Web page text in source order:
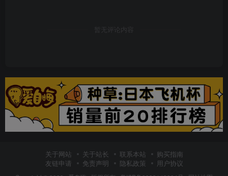
暂无评论内容
关于网站 关于站长 联系本站
购买指南
友链申请
免责声明 隐私政策 用户协议